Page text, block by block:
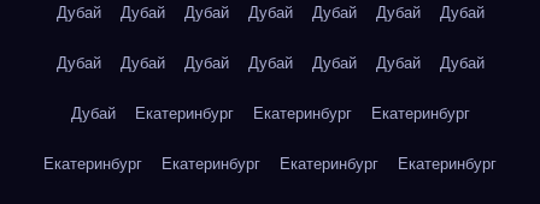
Дубай Дубай Дубай Дубай Дубай Дубай Дубай
Дубай Дубай Дубай Дубай Дубай Дубай Дубай
Дубай Екатеринбург Екатеринбург Екатеринбург
Екатеринбург Екатеринбург Екатеринбург Екатеринбург